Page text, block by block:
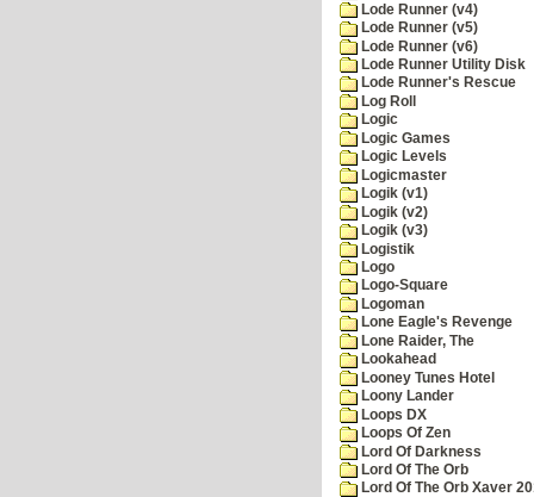
Lode Runner (v4)
Lode Runner (v5)
Lode Runner (v6)
Lode Runner Utility Disk
Lode Runner's Rescue
Log Roll
Logic
Logic Games
Logic Levels
Logicmaster
Logik (v1)
Logik (v2)
Logik (v3)
Logistik
Logo
Logo-Square
Logoman
Lone Eagle's Revenge
Lone Raider, The
Lookahead
Looney Tunes Hotel
Loony Lander
Loops DX
Loops Of Zen
Lord Of Darkness
Lord Of The Orb
Lord Of The Orb Xaver